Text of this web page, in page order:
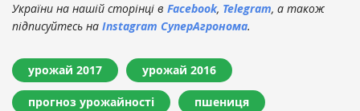
України на нашій сторінці в Facebook, Telegram, а також
підписуйтесь на Instagram СуперАгронома.
урожай 2017 урожай 2016
прогноз урожайності пшениця